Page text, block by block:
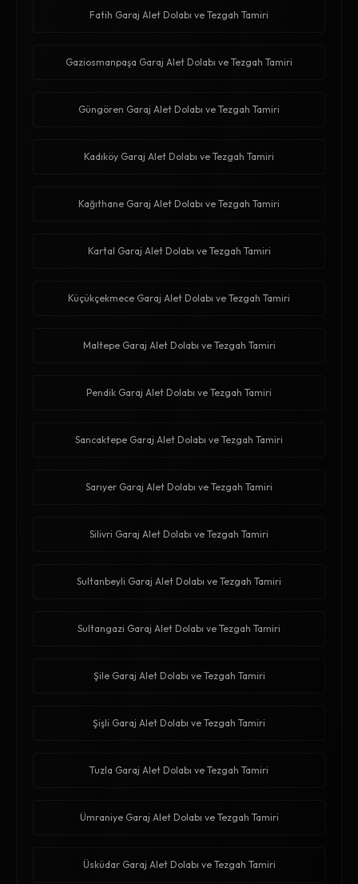
Fatih Garaj Alet Dolabı ve Tezgah Tamiri
Gaziosmanpaşa Garaj Alet Dolabı ve Tezgah Tamiri
Güngören Garaj Alet Dolabı ve Tezgah Tamiri
Kadıköy Garaj Alet Dolabı ve Tezgah Tamiri
Kağıthane Garaj Alet Dolabı ve Tezgah Tamiri
Kartal Garaj Alet Dolabı ve Tezgah Tamiri
Küçükçekmece Garaj Alet Dolabı ve Tezgah Tamiri
Maltepe Garaj Alet Dolabı ve Tezgah Tamiri
Pendik Garaj Alet Dolabı ve Tezgah Tamiri
Sancaktepe Garaj Alet Dolabı ve Tezgah Tamiri
Sarıyer Garaj Alet Dolabı ve Tezgah Tamiri
Silivri Garaj Alet Dolabı ve Tezgah Tamiri
Sultanbeyli Garaj Alet Dolabı ve Tezgah Tamiri
Sultangazi Garaj Alet Dolabı ve Tezgah Tamiri
Şile Garaj Alet Dolabı ve Tezgah Tamiri
Şişli Garaj Alet Dolabı ve Tezgah Tamiri
Tuzla Garaj Alet Dolabı ve Tezgah Tamiri
Ümraniye Garaj Alet Dolabı ve Tezgah Tamiri
Üsküdar Garaj Alet Dolabı ve Tezgah Tamiri